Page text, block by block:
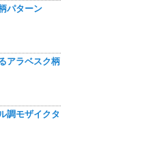
パターン
アラベスク柄
調モザイクタ